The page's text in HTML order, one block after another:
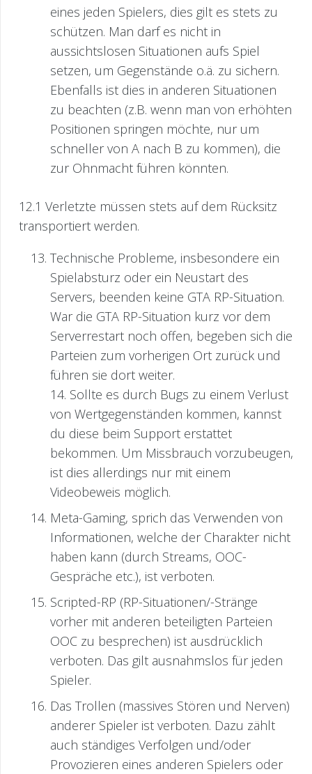
eines jeden Spielers, dies gilt es stets zu
schützen. Man darf es nicht in
aussichtslosen Situationen aufs Spiel
setzen, um Gegenstände o.ä. zu sichern.
Ebenfalls ist dies in anderen Situationen
zu beachten (z.B. wenn man von erhöhten
Positionen springen möchte, nur um
schneller von A nach B zu kommen), die
zur Ohnmacht führen könnten.
12.1 Verletzte müssen stets auf dem Rücksitz
transportiert werden.
Technische Probleme, insbesondere ein
Spielabsturz oder ein Neustart des
Servers, beenden keine GTA RP-Situation.
War die GTA RP-Situation kurz vor dem
Serverrestart noch offen, begeben sich die
Parteien zum vorherigen Ort zurück und
führen sie dort weiter.
14. Sollte es durch Bugs zu einem Verlust
von Wertgegenständen kommen, kannst
du diese beim Support erstattet
bekommen. Um Missbrauch vorzubeugen,
ist dies allerdings nur mit einem
Videobeweis möglich.
Meta-Gaming, sprich das Verwenden von
Informationen, welche der Charakter nicht
haben kann (durch Streams, OOC-
Gespräche etc.), ist verboten.
Scripted-RP (RP-Situationen/-Stränge
vorher mit anderen beteiligten Parteien
OOC zu besprechen) ist ausdrücklich
verboten. Das gilt ausnahmslos für jeden
Spieler.
Das Trollen (massives Stören und Nerven)
anderer Spieler ist verboten. Dazu zählt
auch ständiges Verfolgen und/oder
Provozieren eines anderen Spielers oder